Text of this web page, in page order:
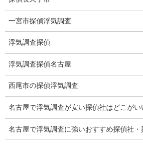
GPS発見調査
盗難車両調査
盗撮犯防止対策調査
痴漢防止対策調査
下着窃盗犯防止対策調査
一宮市探偵浮気調査
浮気調査探偵
浮気調査探偵名古屋
西尾市の探偵浮気調査
名古屋で浮気調査が安い探偵社はどこがい
名古屋で浮気調査に強いおすすめ探偵社・